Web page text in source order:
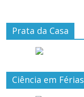
Prata da Casa
Ciência em Férias